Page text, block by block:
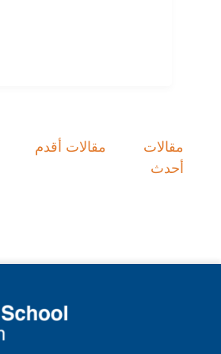
تصفّحمقالات أقدم
مقالات
أحدث